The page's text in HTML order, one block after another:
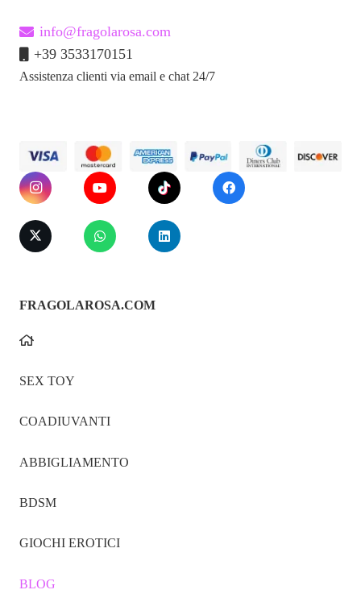
info@fragolarosa.com
+39 3533170151
Assistenza clienti via email e chat 24/7
FRAGOLAROSA.COM
SEX TOY
COADIUVANTI
ABBIGLIAMENTO
BDSM
GIOCHI EROTICI
BLOG